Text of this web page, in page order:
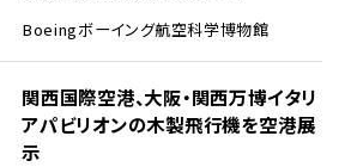
Boeingボーイング航空科学博物館
関西国際空港、大阪・関西万博イタリ
アパビリオンの木製飛行機を空港展
示